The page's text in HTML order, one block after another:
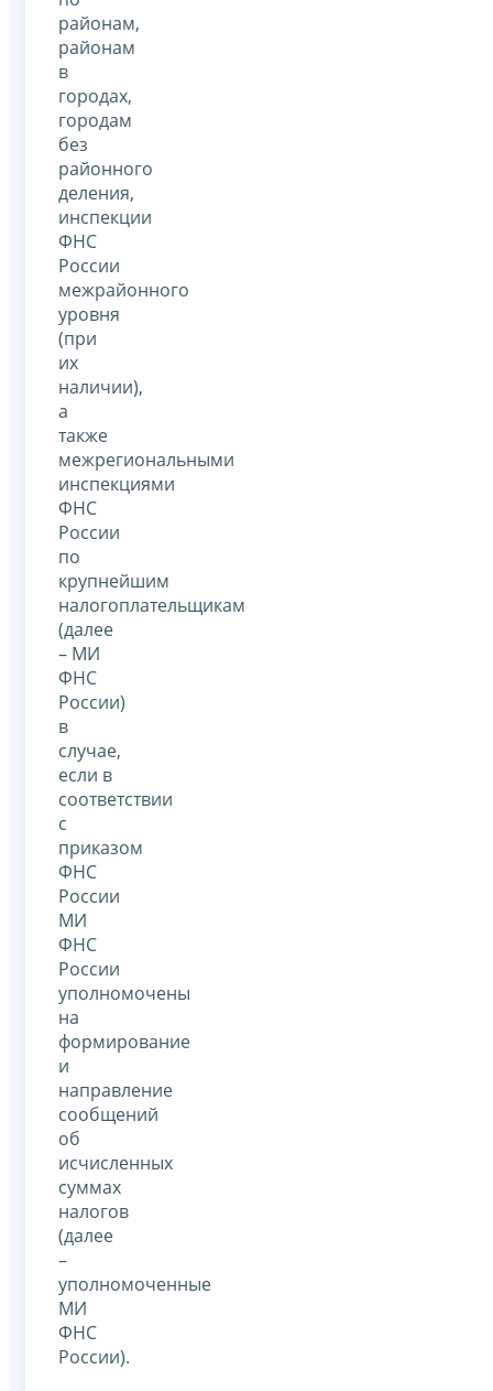
районам,
районам
в
городах,
городам
без
районного
деления,
инспекции
ФНС
России
межрайонного
уровня
(при
их
наличии),
а
также
межрегиональными
инспекциями
ФНС
России
по
крупнейшим
налогоплательщикам
(далее
– МИ
ФНС
России)
в
случае,
если в
соответствии
с
приказом
ФНС
России
МИ
ФНС
России
уполномочены
на
формирование
и
направление
сообщений
об
исчисленных
суммах
налогов
(далее
–
уполномоченные
МИ
ФНС
России).